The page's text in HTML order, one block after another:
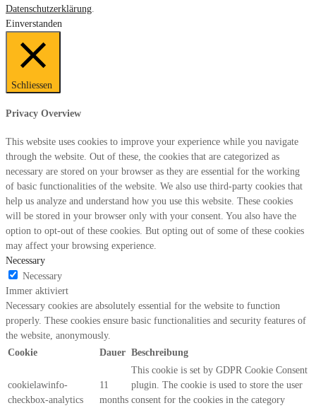
Datenschutzerklärung
Einverstanden
Schliessen
Privacy Overview
This website uses cookies to improve your experience while you navigate
through the website. Out of these, the cookies that are categorized as
necessary are stored on your browser as they are essential for the working
of basic functionalities of the website. We also use third-party cookies that
help us analyze and understand how you use this website. These cookies
will be stored in your browser only with your consent. You also have the
option to opt-out of these cookies. But opting out of some of these cookies
may affect your browsing experience.
Necessary
Necessary
Immer aktiviert
Necessary cookies are absolutely essential for the website to function
properly. These cookies ensure basic functionalities and security features of
the website, anonymously.
Cookie
Dauer Beschreibung
cookielawinfo-
checkbox-analytics
11
months
This cookie is set by GDPR Cookie Consent
plugin. The cookie is used to store the user
consent for the cookies in the category